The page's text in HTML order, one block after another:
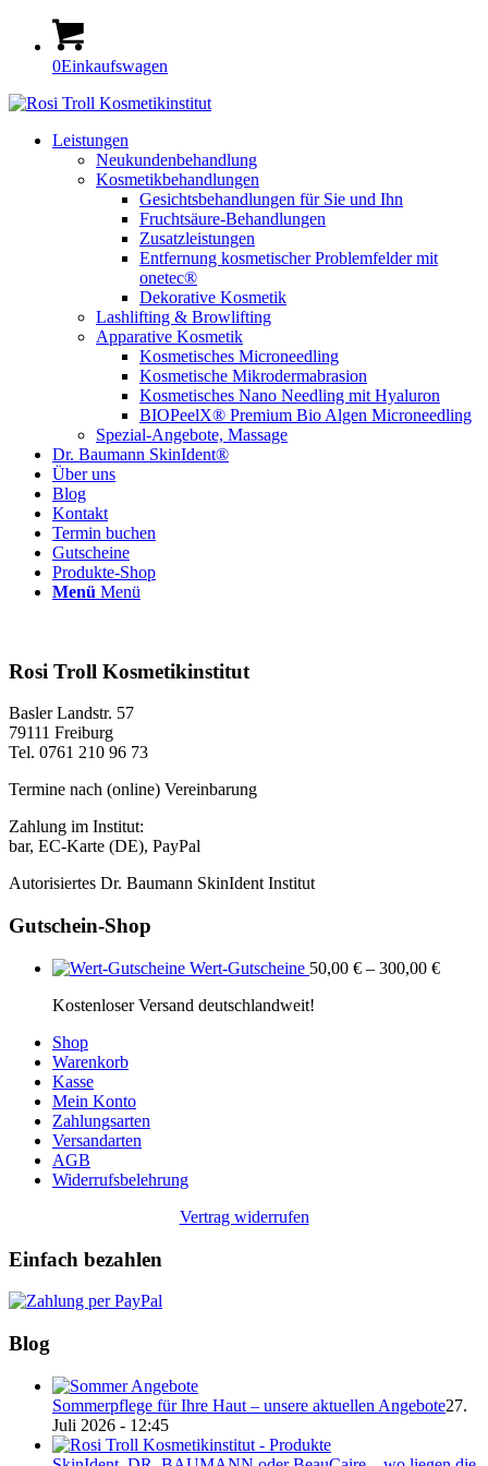
0Einkaufswagen
Leistungen
Neukundenbehandlung
Kosmetikbehandlungen
Gesichtsbehandlungen für Sie und Ihn
Fruchtsäure-Behandlungen
Zusatzleistungen
Entfernung kosmetischer Problemfelder mit
onetec®
Dekorative Kosmetik
Lashlifting & Browlifting
Apparative Kosmetik
Kosmetisches Microneedling
Kosmetische Mikrodermabrasion
Kosmetisches Nano Needling mit Hyaluron
BIOPeelX® Premium Bio Algen Microneedling
Spezial-Angebote, Massage
Dr. Baumann SkinIdent®
Über uns
Blog
Kontakt
Termin buchen
Gutscheine
Produkte-Shop
Menü Menü
Rosi Troll Kosmetikinstitut
Basler Landstr. 57
79111 Freiburg
Tel. 0761 210 96 73
Termine nach (online) Vereinbarung
Zahlung im Institut:
bar, EC-Karte (DE), PayPal
Autorisiertes Dr. Baumann SkinIdent Institut
Gutschein-Shop
Wert-Gutscheine 50,00 € – 300,00 €
Kostenloser Versand deutschlandweit!
Shop
Warenkorb
Kasse
Mein Konto
Zahlungsarten
Versandarten
AGB
Widerrufsbelehrung
Vertrag widerrufen
Einfach bezahlen
Blog
Sommerpflege für Ihre Haut – unsere aktuellen Angebote27.
Juli 2026 - 12:45